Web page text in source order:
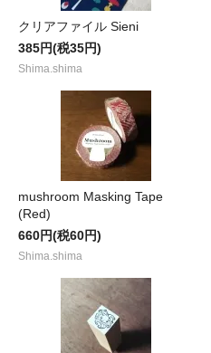
クリアファイル Sieni
385円(税35円)
Shima.shima
mushroom Masking Tape
(Red)
660円(税60円)
Shima.shima